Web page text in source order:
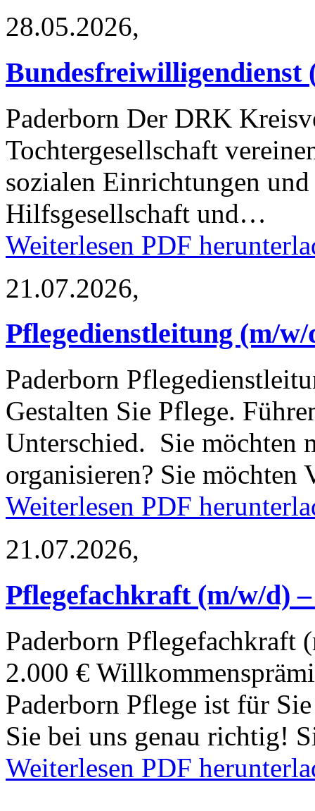
28.05.2026,
Bundesfreiwilligendienst
Paderborn Der DRK
Tochtergesellschaft
sozialen Einrichtungen
Hilfsgesellschaft und…
Weiterlesen PDF
21.07.2026,
Pflegedienstleitung (m/
Paderborn
Gestalten Sie Pflege.
Unterschied. Sie möchten
organisieren? Sie
Weiterlesen PDF
21.07.2026,
Pflegefachkraft (m/w/d)
Paderborn Pflegefachkraft
2.000 €
Paderborn Pflege ist für
Sie bei uns genau richtig!
Weiterlesen PDF